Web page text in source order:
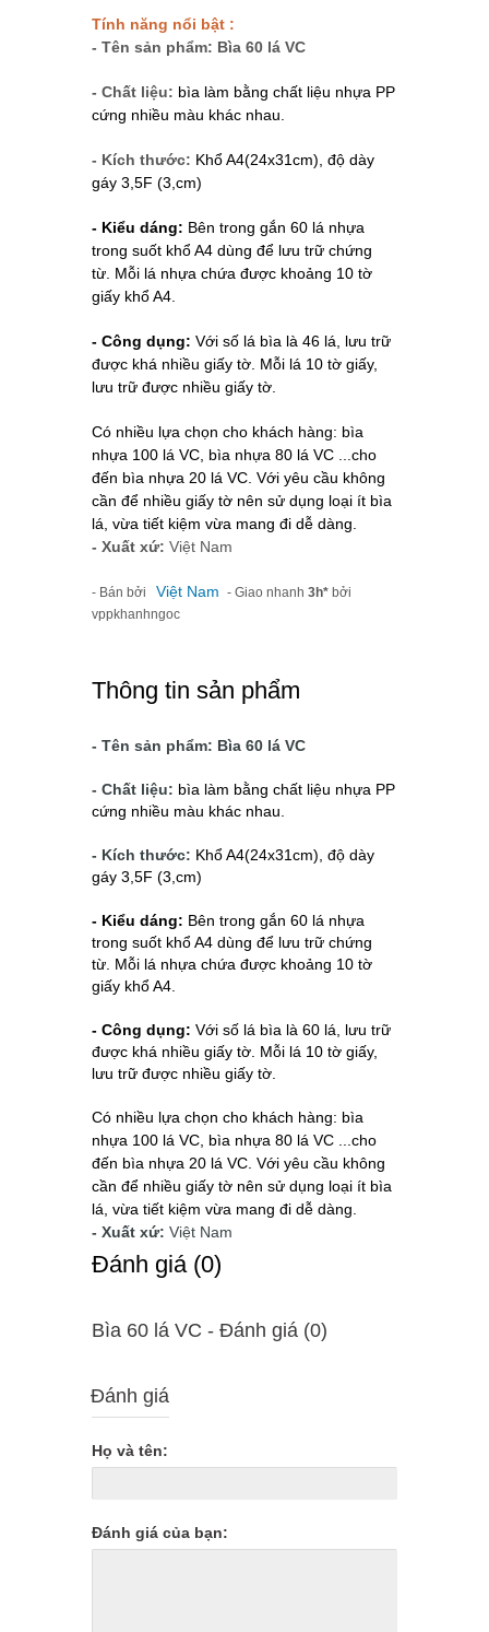
Tính năng nổi bật :
- Tên sản phẩm: Bìa 60 lá VC
- Chất liệu: bìa làm bằng chất liệu nhựa PP
cứng nhiều màu khác nhau.
- Kích thước: Khổ A4(24x31cm), độ dày
gáy 3,5F (3,cm)
- Kiểu dáng: Bên trong gắn 60 lá nhựa
trong suốt khổ A4 dùng để lưu trữ chứng
từ. Mỗi lá nhựa chứa được khoảng 10 tờ
giấy khổ A4.
- Công dụng: Với số lá bìa là 46 lá, lưu trữ
được khá nhiều giấy tờ. Mỗi lá 10 tờ giấy,
lưu trữ được nhiều giấy tờ.
Có nhiều lựa chọn cho khách hàng: bìa
nhựa 100 lá VC, bìa nhựa 80 lá VC ...cho
đến bìa nhựa 20 lá VC. Với yêu cầu không
cần để nhiều giấy tờ nên sử dụng loại ít bìa
lá, vừa tiết kiệm vừa mang đi dễ dàng.
- Xuất xứ: Việt Nam
- Bán bởi Việt Nam - Giao nhanh 3h* bởi
vppkhanhngoc
Thông tin sản phẩm
- Tên sản phẩm: Bìa 60 lá VC
- Chất liệu: bìa làm bằng chất liệu nhựa PP
cứng nhiều màu khác nhau.
- Kích thước: Khổ A4(24x31cm), độ dày
gáy 3,5F (3,cm)
- Kiểu dáng: Bên trong gắn 60 lá nhựa
trong suốt khổ A4 dùng để lưu trữ chứng
từ. Mỗi lá nhựa chứa được khoảng 10 tờ
giấy khổ A4.
- Công dụng: Với số lá bìa là 60 lá, lưu trữ
được khá nhiều giấy tờ. Mỗi lá 10 tờ giấy,
lưu trữ được nhiều giấy tờ.
Có nhiều lựa chọn cho khách hàng: bìa
nhựa 100 lá VC, bìa nhựa 80 lá VC ...cho
đến bìa nhựa 20 lá VC. Với yêu cầu không
cần để nhiều giấy tờ nên sử dụng loại ít bìa
lá, vừa tiết kiệm vừa mang đi dễ dàng.
- Xuất xứ: Việt Nam
Ðánh giá (0)
Bìa 60 lá VC - Ðánh giá (0)
Đánh giá
Họ và tên:
Đánh giá của bạn: